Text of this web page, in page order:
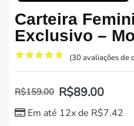
Carteira
Exclusivo –
(30 avaliações de
R$159.00 R$89.00
Em até 12x de R$7.42